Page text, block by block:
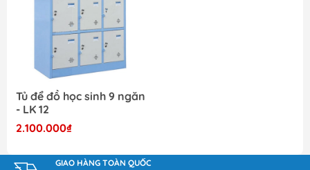
Tủ để đồ học sinh 9 ngăn
- LK 12
2.100.000₫
GIAO HÀNG TOÀN QUỐC